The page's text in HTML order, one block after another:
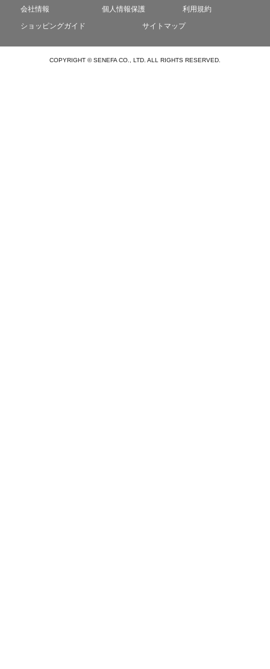
会社情報 個人情報保護
利用規約
ショッピングガイド
サイトマップ
COPYRIGHT © SENEFA CO., LTD. ALL RIGHTS RESERVED.